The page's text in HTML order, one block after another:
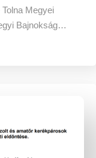
Megyei
Bajnokság…